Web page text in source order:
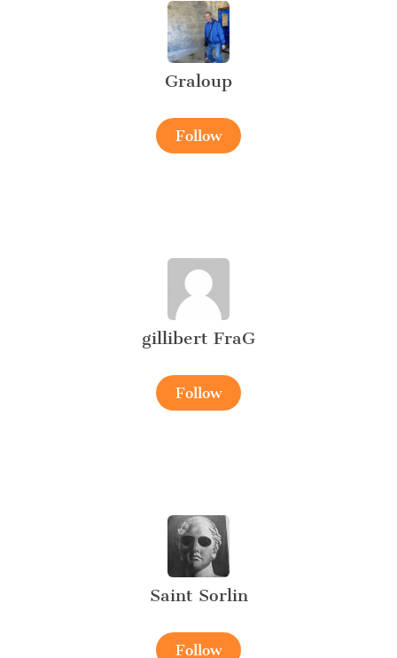
Graloup
Follow
gillibert FraG
Follow
Saint Sorlin
Follow